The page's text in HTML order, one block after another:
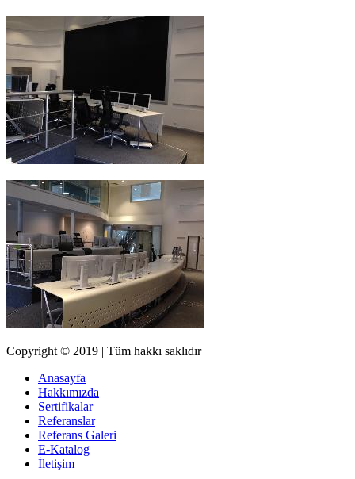
Copyright © 2019 | Tüm hakkı saklıdır
Anasayfa
Hakkımızda
Sertifikalar
Referanslar
Referans Galeri
E-Katalog
İletişim